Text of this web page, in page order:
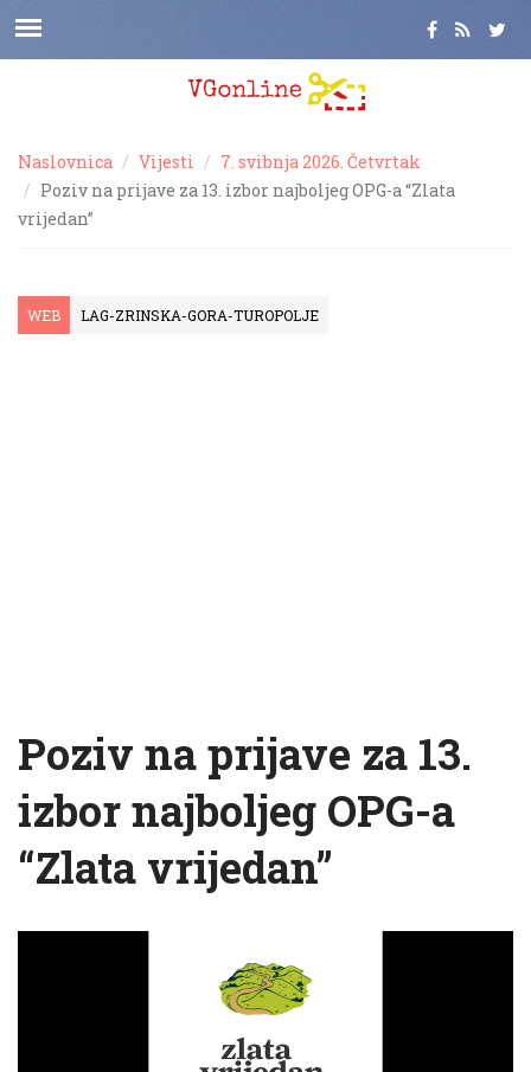
Naslovnica Vijesti
7. svibnja 2026. Četvrtak
Poziv na prijave za 13. izbor najboljeg OPG-a “Zlata
vrijedan”
WEB LAG-ZRINSKA-GORA-TUROPOLJE
Poziv na prijave za 13.
izbor najboljeg OPG-a
“Zlata vrijedan”